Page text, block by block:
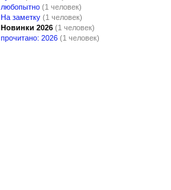
любопытно (1 человек)
На заметку (1 человек)
Новинки 2026 (1 человек)
прочитано: 2026 (1 человек)